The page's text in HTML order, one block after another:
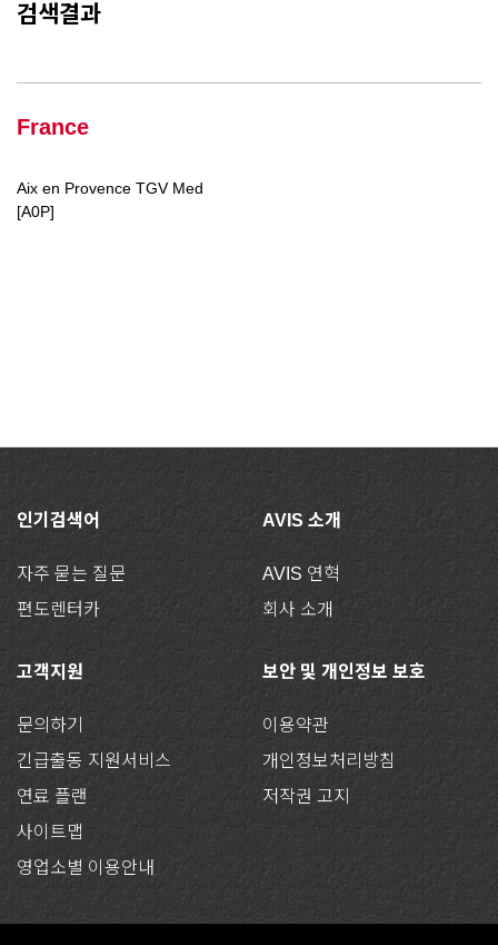
검색결과
France
Aix en Provence TGV Med
[A0P]
인기검색어
자주 묻는 질문
편도렌터카
AVIS 소개
AVIS 연혁
회사 소개
고객지원
문의하기
긴급출동 지원서비스
연료 플랜
사이트맵
영업소별 이용안내
보안 및 개인정보 보호
이용약관
개인정보처리방침
저작권 고지